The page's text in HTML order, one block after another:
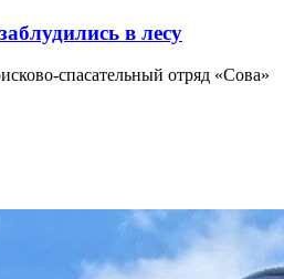
в лесу
спасательный отряд «Сова»